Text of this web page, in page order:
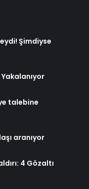
Şimdiyse
Yakalanıyor
talebine
aranıyor
4 Gözaltı